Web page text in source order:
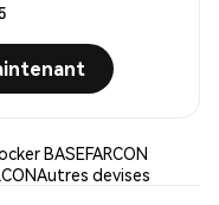
BASEFARCON
Autres devises